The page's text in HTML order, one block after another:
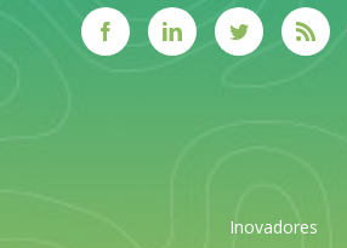
Inovadores